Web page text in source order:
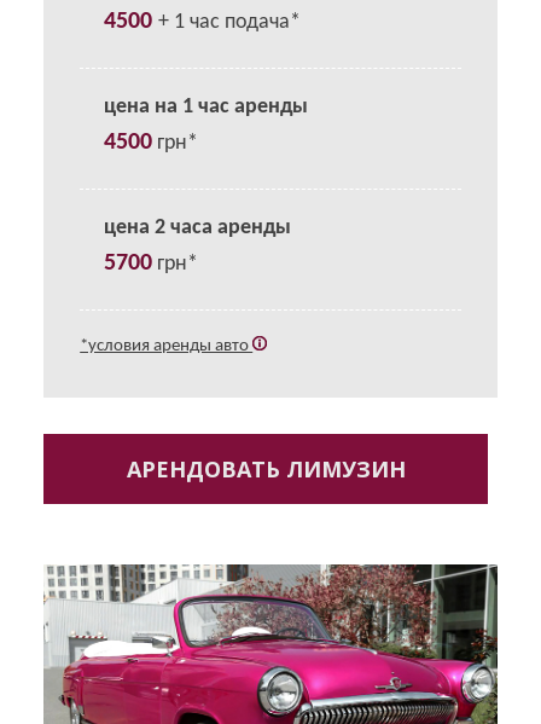
4500+ 1 час подача*
цена на 1 час аренды
4500 грн*
цена 2 часа аренды
5700 грн*
*условия аренды авто
АРЕНДОВАТЬ ЛИМУЗИН